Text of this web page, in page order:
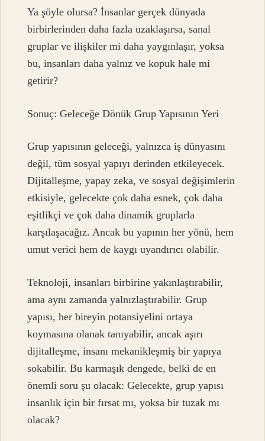
Ya şöyle olursa? İnsanlar gerçek dünyada
birbirlerinden daha fazla uzaklaşırsa, sanal
gruplar ve ilişkiler mi daha yaygınlaşır, yoksa
bu, insanları daha yalnız ve kopuk hale mi
getirir?
Sonuç: Geleceğe Dönük Grup Yapısının Yeri
Grup yapısının geleceği, yalnızca iş dünyasını
değil, tüm sosyal yapıyı derinden etkileyecek.
Dijitalleşme, yapay zeka, ve sosyal değişimlerin
etkisiyle, gelecekte çok daha esnek, çok daha
eşitlikçi ve çok daha dinamik gruplarla
karşılaşacağız. Ancak bu yapının her yönü, hem
umut verici hem de kaygı uyandırıcı olabilir.
Teknoloji, insanları birbirine yakınlaştırabilir,
ama aynı zamanda yalnızlaştırabilir. Grup
yapısı, her bireyin potansiyelini ortaya
koymasına olanak tanıyabilir, ancak aşırı
dijitalleşme, insanı mekanikleşmiş bir yapıya
sokabilir. Bu karmaşık dengede, belki de en
önemli soru şu olacak: Gelecekte, grup yapısı
insanlık için bir fırsat mı, yoksa bir tuzak mı
olacak?